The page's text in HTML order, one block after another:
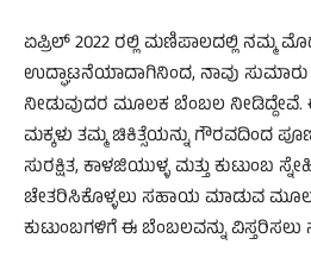
ಏಪ್ರಿಲ್ 2022 ರಲ್ಲಿ ಮಣಿಪಾಲದಲ್ಲಿ ನಮ್ಮ
ಉದ್ಘಾಟನೆಯಾದಾಗಿನಿಂದ, ನಾವು
ನೀಡುವುದರ ಮೂಲಕ ಬೆಂಬಲ ನೀಡಿದ್ದೇವೆ.
ಮಕ್ಕಳು ತಮ್ಮ ಚಿಕಿತ್ಸೆಯನ್ನು ಗೌರವದಿಂದ
ಸುರಕ್ಷಿತ, ಕಾಳಜಿಯುಳ್ಳ ಮತ್ತು ಕುಟುಂಬ
ಚೇತರಿಸಿಕೊಳ್ಳಲು ಸಹಾಯ ಮಾಡುವ
ಕುಟುಂಬಗಳಿಗೆ ಈ ಬೆಂಬಲವನ್ನು ವಿಸ್ತರಿಸಲು